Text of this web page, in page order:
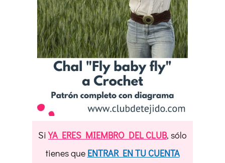
SiYA ERES MIEMBRO DEL CLUB, sólo
tienes que ENTRAR EN TU CUENTA